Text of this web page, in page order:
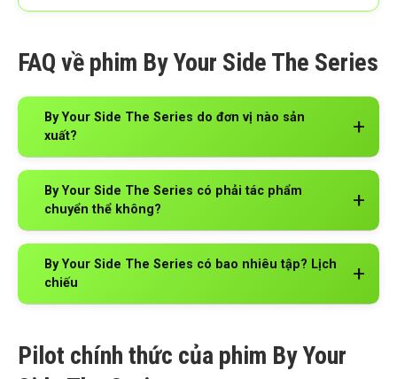
FAQ về phim By Your Side The Series
By Your Side The Series do đơn vị nào sản
xuất?
By Your Side The Series có phải tác phẩm
chuyển thể không?
By Your Side The Series có bao nhiêu tập? Lịch
chiếu
Pilot chính thức của phim By Your